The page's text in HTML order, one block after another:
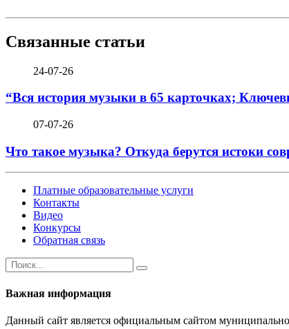
Связанные статьи
24-07-26
“Вся история музыки в 65 карточках;
07-07-26
Что такое музыка? Откуда берутся истоки
Платные образовательные услуги
Контакты
Видео
Конкурсы
Обратная связь
Важная информация
Данный сайт является официальным сайтом